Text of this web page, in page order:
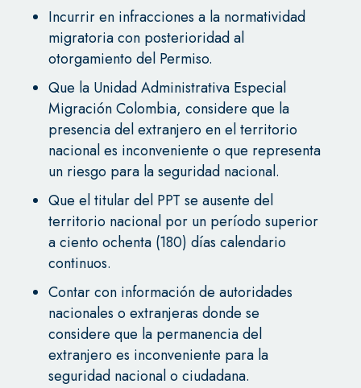
Incurrir en infracciones a la normatividad
migratoria con posterioridad al
otorgamiento del Permiso.
Que la Unidad Administrativa Especial
Migración Colombia, considere que la
presencia del extranjero en el territorio
nacional es inconveniente o que representa
un riesgo para la seguridad nacional.
Que el titular del PPT se ausente del
territorio nacional por un período superior
a ciento ochenta (180) días calendario
continuos.
Contar con información de autoridades
nacionales o extranjeras donde se
considere que la permanencia del
extranjero es inconveniente para la
seguridad nacional o ciudadana.